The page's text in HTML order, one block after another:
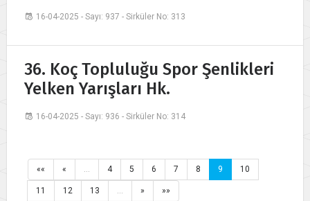
16-04-2025 - Sayı: 937 - Sirküler No: 313
36. Koç Topluluğu Spor Şenlikleri
Yelken Yarışları Hk.
16-04-2025 - Sayı: 936 - Sirküler No: 314
«« « … 4 5 6 7 8 9 10
11 12 13 … » »»